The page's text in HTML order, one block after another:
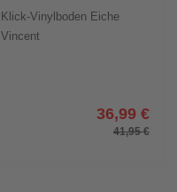
Friends
Klick-Vinylboden Eiche
Vincent
36,99 €
41,95 €